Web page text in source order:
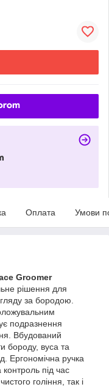
Оплата Умови
Groomer
рішення для
за бородою.
подразнення
Вбудований
бороду, вуса та
Ергономічна ручка
під час
гоління, так і